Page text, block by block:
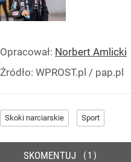
Opracował: Norbert Amlicki
Źródło: WPROST.pl / pap.pl
Skoki narciarskie Sport
SKOMENTUJ 1